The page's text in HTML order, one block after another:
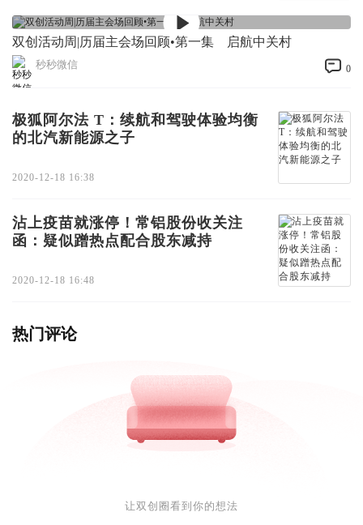
双创活动周|历届主会场回顾•第一集 启航中关村
秒秒微信 0
极狐阿尔法 T：续航和驾驶体验均衡
的北汽新能源之子
2020-12-18 16:38
沾上疫苗就涨停！常铝股份收关注
函：疑似蹭热点配合股东减持
2020-12-18 16:48
热门评论
让双创圈看到你的想法